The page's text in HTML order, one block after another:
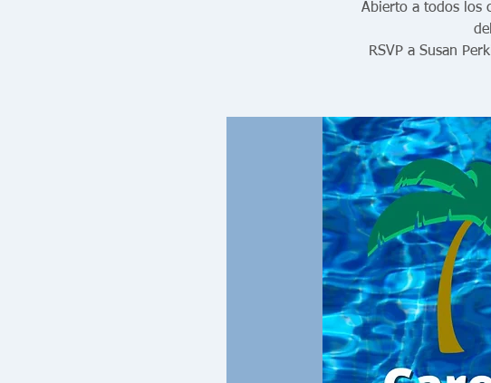
Abierto a todos los
RSVP a Susan